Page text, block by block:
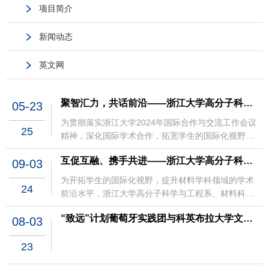
项目简介
新闻动态
英文网
05-23
25
聚智汇力，共话前沿——浙江大学高分子科学与工程学系赴香港学术交流之行
为贯彻落实浙江大学2024年国际合作与交流工作会议
精神，深化国际学术合作，拓宽学生的国际化视野，
高分子科学与工程学系于2025年5月12日至5月16日组
织师生代表团赴香港开展学术交流活动。在高分子系
彭博宇研究员、刘程翔和刘清萍的带领下，13名本科
生组成访学团，先后前往香港理工大学、香港城市大
交流。第一站：香港理工大学——探索能源转换与材
09-03
24
互促互融、携手共进——浙江大学高分子科学与工程系、材料科学与工程学院赴日本交流访学活动
为开拓学生的国际化视野，提升材料学科领域的学术
前沿水平，浙江大学高分子科学与工程系、材料科学
与工程学院2024年暑期赴日本知名高校学术交流项目
于6月30日至7月6日顺利开展。高分子系郑庸专职研
08-03
23
“致远”计划葡萄牙实践团与科英布拉大学文化交流